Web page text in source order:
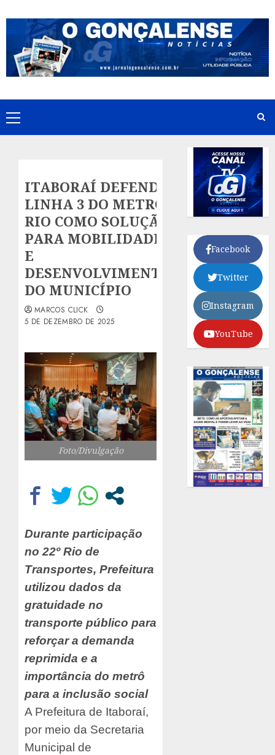
to
content
Primary
Menu
ITABORAÍ DEFENDE
LINHA 3 DO METRÔ
RIO COMO SOLUÇÃO
PARA MOBILIDADE
E
DESENVOLVIMENTO
DO MUNICÍPIO
MARCOS CLICK
5 DE DEZEMBRO DE 2025
Foto/Divulgação
Durante participação
no 22º Rio de
Transportes, Prefeitura
utilizou dados da
gratuidade no
transporte público para
reforçar a demanda
reprimida e a
importância do metrô
para a inclusão social
A Prefeitura de Itaboraí,
por meio da Secretaria
Municipal de
Facebook
Twitter
Instagram
YouTube